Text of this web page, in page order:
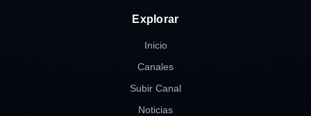
Explorar
Inicio
Canales
Subir Canal
Noticias